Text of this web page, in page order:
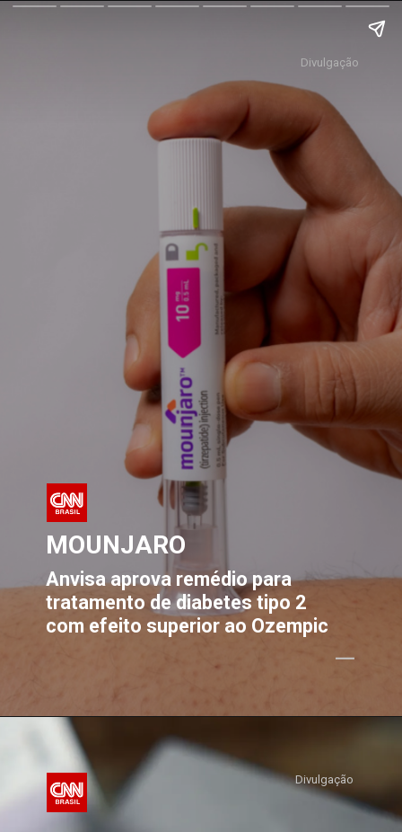
MOUNJARO
Anvisa aprova remédio para
tratamento de diabetes tipo 2
com efeito superior ao Ozempic
Divulgação
Divulgação